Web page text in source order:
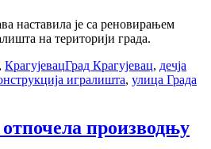
наставила је са реновирањем
на територији града.
, КрагујевацГрад Крагујевац, дечја
игралишта, улица Града
производњу